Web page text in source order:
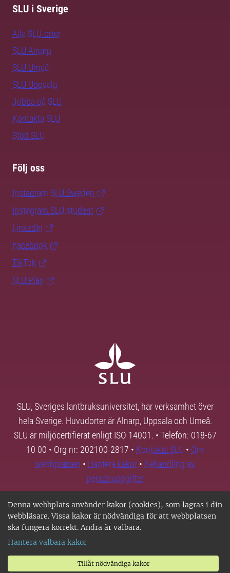
Denna webbplats använder kakor (cookies), som lagras i din
webbläsare. Vissa kakor är nödvändiga för att webbplatsen
ska fungera korrekt. Andra är valbara.
Hantera valbara kakor
Tillåt nödvändiga kakor
SLU i Sverige
Alla SLU-orter
SLU Alnarp
SLU Umeå
SLU Uppsala
Jobba på SLU
Kontakta SLU
Stöd SLU
Följ oss
Instagram SLU.Sweden
Instagram SLU.student
LinkedIn
Facebook
TikTok
SLU Play
SLU, Sveriges lantbruksuniversitet, har verksamhet över
hela Sverige. Huvudorter är Alnarp, Uppsala och Umeå.
SLU är miljöcertifierat enligt ISO 14001. • Telefon: 018-67
10 00 • Org nr: 202100-2817 • Kontakta SLU • Om
webbplatsen • Hantera kakor • Behandling av
personuppgifter